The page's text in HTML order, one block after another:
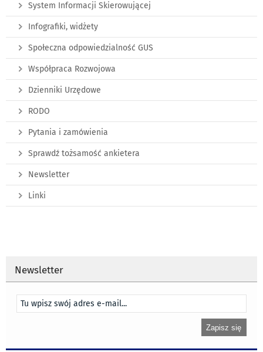
System Informacji Skierowującej
Infografiki, widżety
Społeczna odpowiedzialność GUS
Współpraca Rozwojowa
Dzienniki Urzędowe
RODO
Pytania i zamówienia
Sprawdź tożsamość ankietera
Newsletter
Linki
Newsletter